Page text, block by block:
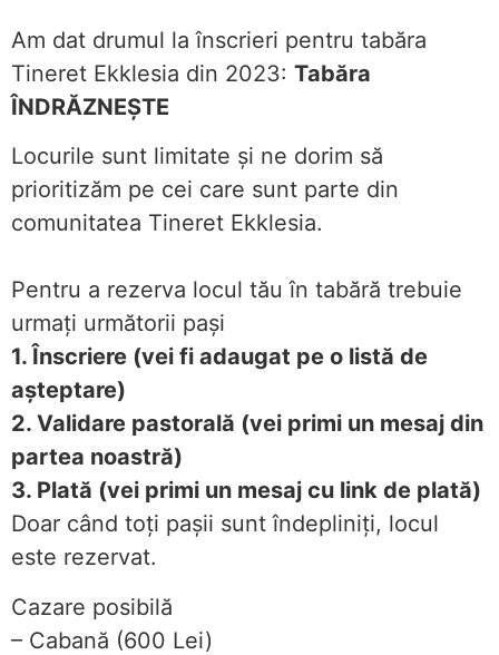
Am dat drumul la înscrieri pentru tabăra
Tineret Ekklesia din 2023: Tabăra
ÎNDRĂZNEȘTE
Locurile sunt limitate și ne dorim să
prioritizăm pe cei care sunt parte din
comunitatea Tineret Ekklesia.
Pentru a rezerva locul tău în tabără trebuie
urmați următorii pași
1. Înscriere (vei fi adaugat pe o listă de
așteptare)
2. Validare pastorală (vei primi un mesaj din
partea noastră)
3. Plată (vei primi un mesaj cu link de plată)
Doar când toți pașii sunt îndepliniți, locul
este rezervat.
Cazare posibilă
– Cabană (600 Lei)